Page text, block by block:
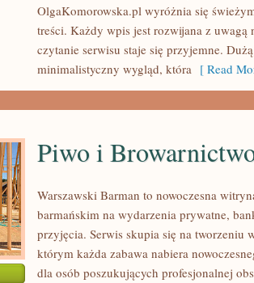
DOSTĘPNOŚĆOlgaKomorowska.pl wyróżnia się
treści. Każdy wpis jest rozwijana z uwagą
czytanie serwisu staje się przyjemne.
minimalistyczny wygląd, która [ Read
Piwo i
Warszawski Barman to nowoczesna
barmańskim na wydarzenia prywatne,
przyjęcia. Serwis skupia się na tworzeniu
którym każda zabawa nabiera
dla osób poszukujących profesjonalnej